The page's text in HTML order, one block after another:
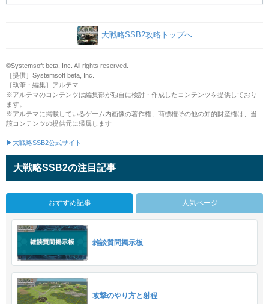
大戦略SSB2攻略トップへ
©Systemsoft beta, Inc. All rights reserved.
［提供］Systemsoft beta, Inc.
［執筆・編集］アルテマ
※アルテマのコンテンツは編集部が独自に検討・作成したコンテンツを提供しており
ます。
※アルテマに掲載しているゲーム内画像の著作権、商標権その他の知的財産権は、当
該コンテンツの提供元に帰属します
▶大戦略SSB2公式サイト
大戦略SSB2の注目記事
おすすめ記事 人気ページ
雑談質問掲示板
攻撃のやり方と射程